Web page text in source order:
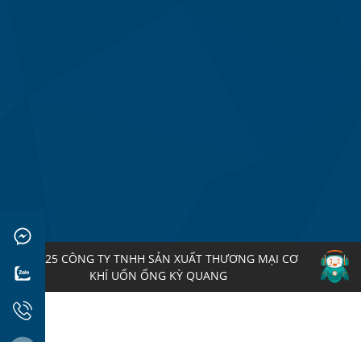
© 2025 CÔNG TY TNHH SẢN XUẤT THƯƠNG MẠI CƠ
KHÍ UỐN ỐNG KỲ QUANG